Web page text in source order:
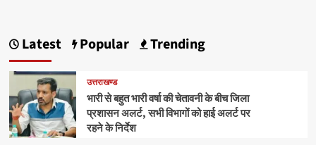
Latest Popular Trending
उत्तराखण्ड
भारी से बहुत भारी वर्षा की चेतावनी के बीच जिला
प्रशासन अलर्ट, सभी विभागों को हाई अलर्ट पर
रहने के निर्देश